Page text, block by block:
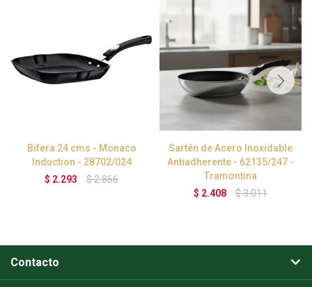
Bifera 24 cms - Monaco
Induction - 28702/024
$ 2.293 $2.866
Sartén de Acero Inoxidable
Antiadherente - 62135/247 -
Tramontina
$ 2.408 $3.011
Contacto